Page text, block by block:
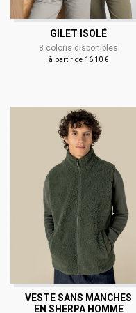
GILET ISOLÉ
8 coloris disponibles
à partir de 16,10 €
VESTE SANS MANCHES
EN SHERPA HOMME